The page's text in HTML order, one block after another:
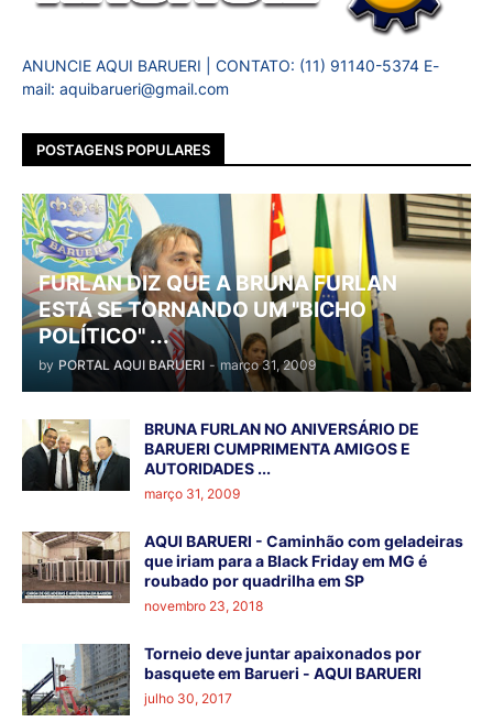
ANUNCIE AQUI BARUERI | CONTATO: (11) 91140-5374 E-
mail: aquibarueri@gmail.com
POSTAGENS POPULARES
FURLAN DIZ QUE A BRUNA FURLAN
ESTÁ SE TORNANDO UM "BICHO
POLÍTICO" ...
by PORTAL AQUI BARUERI - março 31, 2009
BRUNA FURLAN NO ANIVERSÁRIO DE
BARUERI CUMPRIMENTA AMIGOS E
AUTORIDADES ...
março 31, 2009
AQUI BARUERI - Caminhão com geladeiras
que iriam para a Black Friday em MG é
roubado por quadrilha em SP
novembro 23, 2018
Torneio deve juntar apaixonados por
basquete em Barueri - AQUI BARUERI
julho 30, 2017